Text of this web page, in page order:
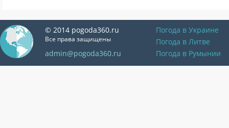
© 2014 pogoda360.ru
Все права защищены
admin@pogoda360.ru
Погода в Украине
Погода в Литве
Погода в Румынии